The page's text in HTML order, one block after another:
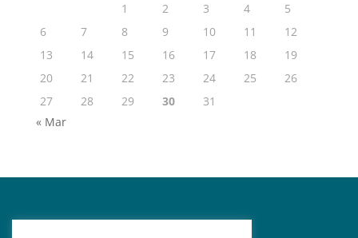
1
2 3 4
5
6
7 8 9 10 11
12
13
14 15 16 17 18
19
20
21 22 23 24 25
26
27
28 29 30
31
« Mar